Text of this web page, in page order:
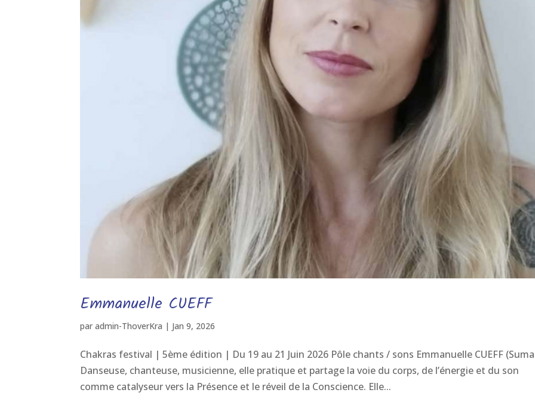
Emmanuelle CUEFF
paradmin-ThoverKra | Jan 9, 2026
Chakras festival | 5ème édition | Du 19 au 21 Juin 2026 Pôle chants / sons Emmanuelle CUEFF
Danseuse, chanteuse, musicienne, elle pratique et partage la voie du corps, de l’énergie et du son
comme catalyseur vers la Présence et le réveil de la Conscience. Elle...